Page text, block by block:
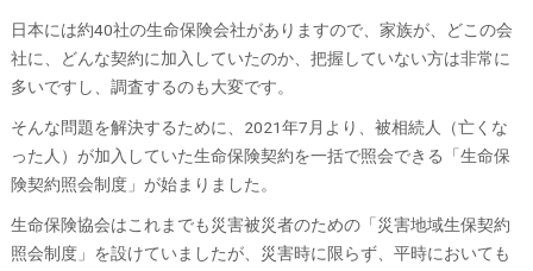
日本には約40社の生命保険会社がありますので、家族が、どこの会
社に、どんな契約に加入していたのか、把握していない方は非常に
多いですし、調査するのも大変です。
そんな問題を解決するために、2021年7月より、被相続人（亡くな
った人）が加入していた生命保険契約を一括で照会できる「生命保
険契約照会制度」が始まりました。
生命保険協会はこれまでも災害被災者のための「災害地域生保契約
照会制度」を設けていましたが、災害時に限らず、平時においても